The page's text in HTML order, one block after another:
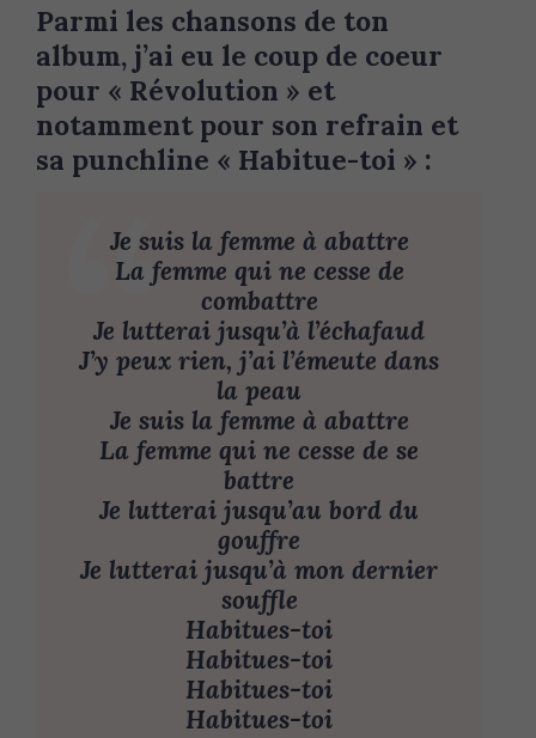
Parmi les chansons de ton
album, j’ai eu le coup de coeur
pour « Révolution » et
notamment pour son refrain et
sa punchline « Habitue-toi » :
Je suis la femme à abattre
La femme qui ne cesse de
combattre
Je lutterai jusqu’à l’échafaud
J’y peux rien, j’ai l’émeute dans
la peau
Je suis la femme à abattre
La femme qui ne cesse de se
battre
Je lutterai jusqu’au bord du
gouffre
Je lutterai jusqu’à mon dernier
souffle
Habitues-toi
Habitues-toi
Habitues-toi
Habitues-toi